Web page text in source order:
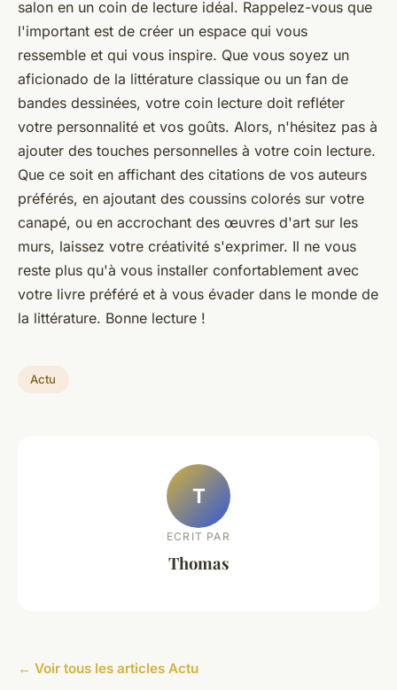
salon en un coin de lecture idéal. Rappelez-vous que
l'important est de créer un espace qui vous
ressemble et qui vous inspire. Que vous soyez un
aficionado de la littérature classique ou un fan de
bandes dessinées, votre coin lecture doit refléter
votre personnalité et vos goûts. Alors, n'hésitez pas à
ajouter des touches personnelles à votre coin lecture.
Que ce soit en affichant des citations de vos auteurs
préférés, en ajoutant des coussins colorés sur votre
canapé, ou en accrochant des œuvres d'art sur les
murs, laissez votre créativité s'exprimer. Il ne vous
reste plus qu'à vous installer confortablement avec
votre livre préféré et à vous évader dans le monde de
la littérature. Bonne lecture !
Actu
T
ECRIT PAR
Thomas
← Voir tous les articles Actu